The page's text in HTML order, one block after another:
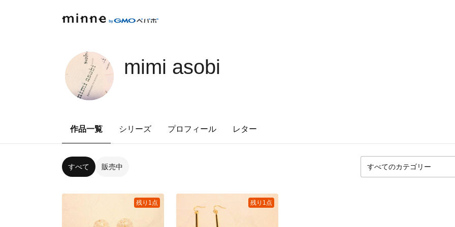
mimi asobi
作品一覧 シリーズ プロフィール レター
すべて 販売中
残り1点 残り1点